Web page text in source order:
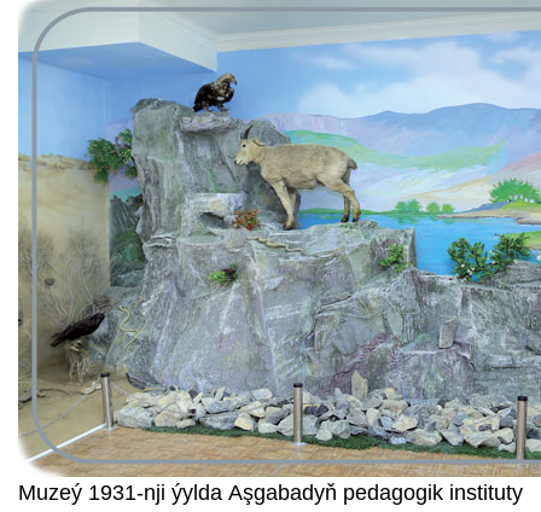
Muzeý 1931-nji ýylda Aşgabadyň pedagogik instituty